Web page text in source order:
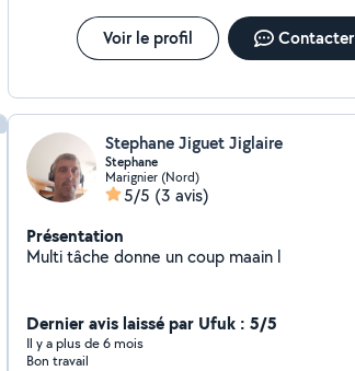
Voir le profil Contacter
Stephane Jiguet Jiglaire
Stephane
Marignier (Nord)
5/5 (3 avis)
Présentation
Multi tâche donne un coup maain l
Dernier avis laissé par Ufuk : 5/5
Il y a plus de 6 mois
Bon travail